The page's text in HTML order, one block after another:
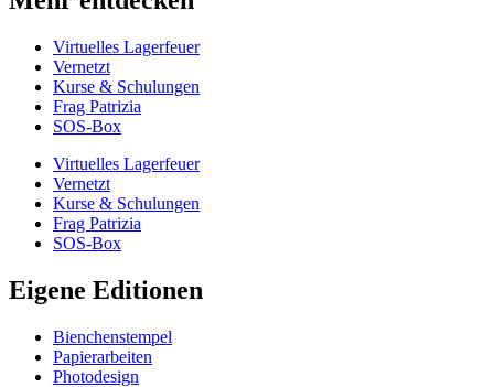
Virtuelles Lagerfeuer
Vernetzt
Kurse & Schulungen
Frag Patrizia
SOS-Box
Virtuelles Lagerfeuer
Vernetzt
Kurse & Schulungen
Frag Patrizia
SOS-Box
Eigene Editionen
Bienchenstempel
Papierarbeiten
Photodesign